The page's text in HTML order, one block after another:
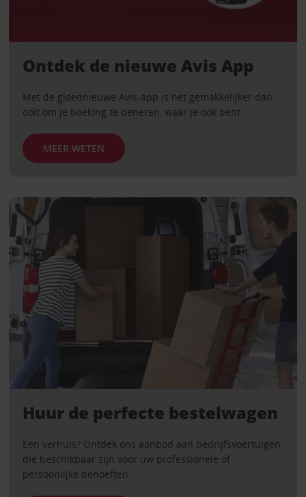
Ontdek de nieuwe Avis App
Met de gloednieuwe Avis-app is het gemakkelijker dan
ooit om je boeking te beheren, waar je ook bent.
MEER WETEN
Huur de perfecte bestelwagen
Een verhuis? Ontdek ons ​​aanbod aan bedrijfsvoertuigen
die beschikbaar zijn voor uw professionele of
persoonlijke behoeften.